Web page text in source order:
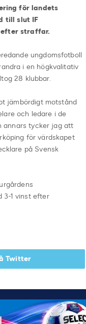
för landets
till slut IF
efter straffar.
ungdomsfotboll
i en högkvalitativ
28 klubbar.
jämbördigt motstånd
och ledare i de
annars tycker jag att
för värdskapet
på Svensk
3-1 vinst efter
Twitter